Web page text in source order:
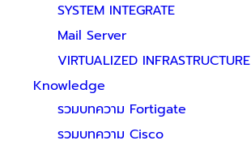
SYSTEM INTEGRATE
Mail Server
VIRTUALIZED INFRASTRUCTURE
Knowledge
รวมบทความ Fortigate
รวมบทความ Cisco